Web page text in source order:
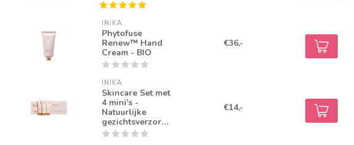
INIKA
Phytofuse
Renew™ Hand
Cream - BIO
€36,-
INIKA
Skincare Set met
4 mini's -
Natuurlijke
gezichtsverzorging
€14,-